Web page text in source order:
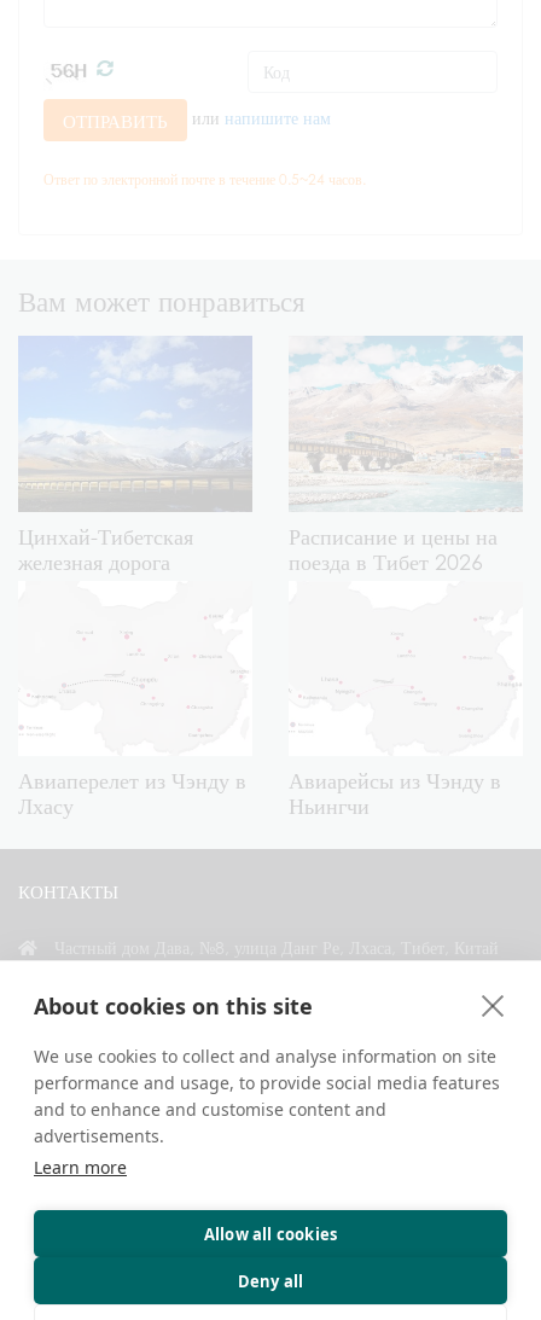
About cookies on this site
We use cookies to collect and analyse information on site
performance and usage, to provide social media features
and to enhance and customise content and
advertisements.
Learn more
Allow all cookies
Deny all
ОТПРАВИТЬ или напишите нам
Ответ по электронной почте в течение 0.5~24 часов.
Вам может понравиться
Цинхай-Тибетская
железная дорога
Расписание и цены на
поезда в Тибет 2026
Авиаперелет из Чэнду в
Лхасу
Авиарейсы из Чэнду в
Ньингчи
КОНТАКТЫ
СВЯЗАТЬСЯ С НАМИ
Авторские права © 2026. Все права защищены.
Конфиденциальность